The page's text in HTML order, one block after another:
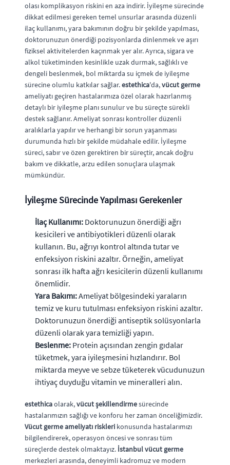
olası komplikasyon riskini en aza indirir. İyileşme sürecinde
dikkat edilmesi gereken temel unsurlar arasında düzenli
ilaç kullanımı, yara bakımının doğru bir şekilde yapılması,
doktorunuzun önerdiği pozisyonlarda dinlenmek ve aşırı
fiziksel aktivitelerden kaçınmak yer alır. Ayrıca, sigara ve
alkol tüketiminden kesinlikle uzak durmak, sağlıklı ve
dengeli beslenmek, bol miktarda su içmek de iyileşme
sürecine olumlu katkılar sağlar.estethica'da,vücut germe
ameliyatı geçiren hastalarımıza özel olarak hazırlanmış
detaylı bir iyileşme planı sunulur ve bu süreçte sürekli
destek sağlanır. Ameliyat sonrası kontroller düzenli
aralıklarla yapılır ve herhangi bir sorun yaşanması
durumunda hızlı bir şekilde müdahale edilir. İyileşme
süreci, sabır ve özen gerektiren bir süreçtir, ancak doğru
bakım ve dikkatle, arzu edilen sonuçlara ulaşmak
mümkündür.
İyileşme Sürecinde Yapılması Gerekenler
İlaç Kullanımı: Doktorunuzun önerdiği ağrı
kesicileri ve antibiyotikleri düzenli olarak
kullanın. Bu, ağrıyı kontrol altında tutar ve
enfeksiyon riskini azaltır. Örneğin, ameliyat
sonrası ilk hafta ağrı kesicilerin düzenli kullanımı
önemlidir.
Yara Bakımı:Ameliyat bölgesindeki yaraların
temiz ve kuru tutulması enfeksiyon riskini azaltır.
Doktorunuzun önerdiği antiseptik solüsyonlarla
düzenli olarak yara temizliği yapın.
Beslenme: Protein açısından zengin gıdalar
tüketmek, yara iyileşmesini hızlandırır. Bol
miktarda meyve ve sebze tüketerek vücudunuzun
ihtiyaç duyduğu vitamin ve mineralleri alın.
estethicaolarak,vücut şekillendirmesürecinde
hastalarımızın sağlığı ve konforu her zaman önceliğimizdir.
Vücut germe ameliyatı riskleri konusunda hastalarımızı
bilgilendirerek, operasyon öncesi ve sonrası tüm
süreçlerde destek olmaktayız. İstanbul vücut germe
merkezleri arasında, deneyimli kadromuz ve modern